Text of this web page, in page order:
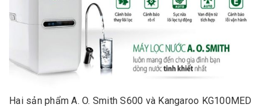
Hai sản phẩm A. O. Smith S600 và Kangaroo KG100MED